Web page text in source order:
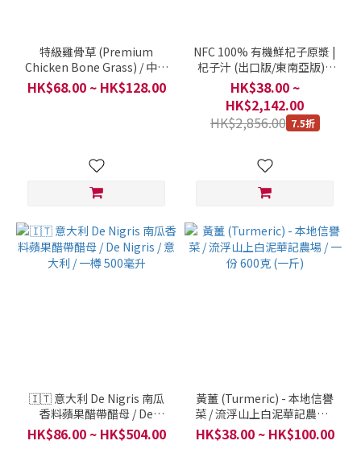
特級雞骨草 (Premium
Chicken Bone Grass) / 中草
藥及植物藥 / 泰國 / 100克
(大約二兩半)
HK$68.00 ~ HK$128.00
NFC 100% 有機鮮杞子原漿 |
杞子汁 (出口版/東南亞版) -
有機 / 產自寧夏 / 1盒，每樽
50毫升，共8樽
HK$38.00 ~
HK$2,142.00
HK$2,856.00 7.5折
🇮🇹 意大利 De Nigris 南瓜
香料蘋果醋帶醋母 / De
Nigris / 意大利 / 一樽 500毫
升
HK$86.00 ~ HK$504.00
黃薑 (Turmeric) - 本地信譽
菜 / 流浮山上白泥華記農場 /
一份 600克 (一斤)
HK$38.00 ~ HK$100.00